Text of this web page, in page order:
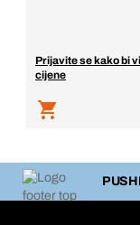
Prijavite se kako bi
cijene